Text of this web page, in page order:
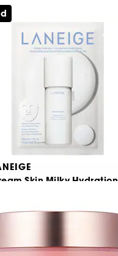
112
KR
Skin Milky Hydration